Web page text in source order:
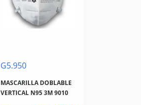
G5.950
MASCARILLA DOBLABLE
VERTICAL N95 3M 9010